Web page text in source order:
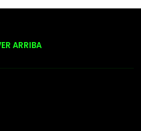
ARRIBA